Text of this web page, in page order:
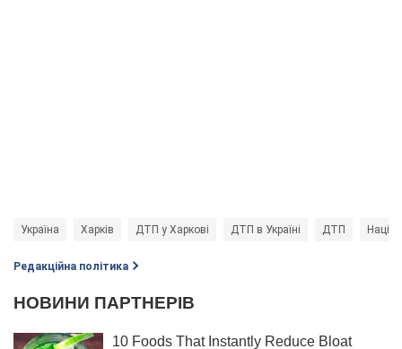
Україна Харків ДТП у Харкові ДТП в Україні ДТП
Редакційна політика